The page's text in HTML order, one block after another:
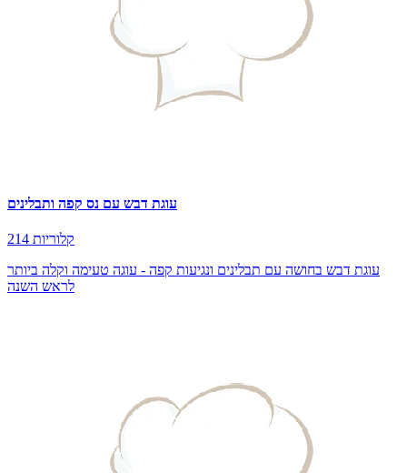
עוגת דבש עם נס קפה ותבלינים
214 קלוריות
עוגת דבש בחושה עם תבלינים ונגיעות קפה - עוגה טעימה וקלה ביותר
לראש השנה